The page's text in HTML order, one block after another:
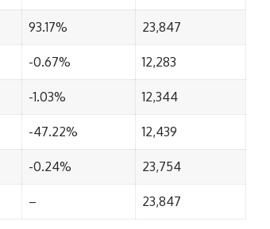
93.17% 23,847
-0.67% 12,283
-1.03% 12,344
-47.22% 12,439
-0.24% 23,754
– 23,847